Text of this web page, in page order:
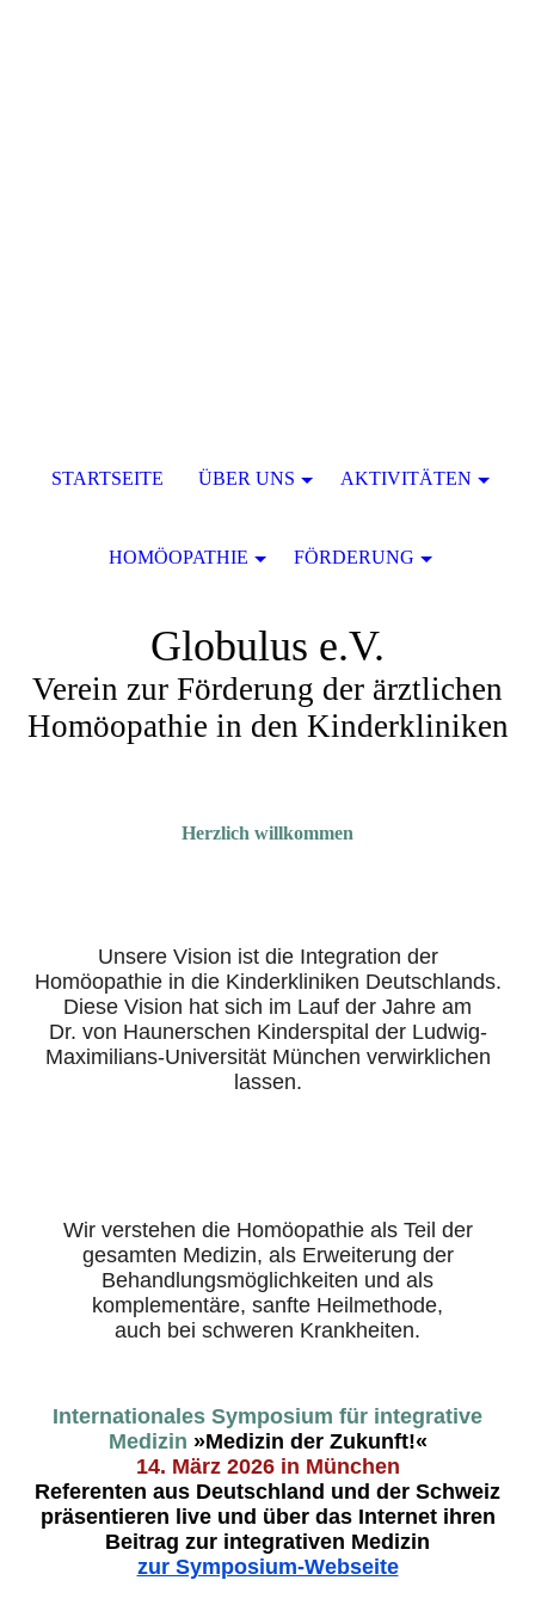
Globulus e.V.
Verein zur Förderung der ärztlichen
Homöopathie in den Kinderkliniken
Herzlich willkommen
Unsere Vision ist die Integration der
Homöopathie in die Kinderkliniken Deutschlands.
Diese Vision hat sich im Lauf der Jahre am
Dr. von Haunerschen Kinderspital der Ludwig-
Maximilians-Universität München verwirklichen
lassen.
Wir verstehen die Homöopathie als Teil der
gesamten Medizin, als Erweiterung der
Behandlungsmöglichkeiten und als
komplementäre, sanfte Heilmethode,
auch bei schweren Krankheiten.
Internationales Symposium für integrative
Medizin »Medizin der Zukunft!«
14. März 2026 in München
Referenten aus Deutschland und der Schweiz
präsentieren live und über das Internet ihren
Beitrag zur integrativen Medizin
zur Symposium-Webseite
STARTSEITE ÜBER UNS AKTIVITÄTEN
HOMÖOPATHIE FÖRDERUNG